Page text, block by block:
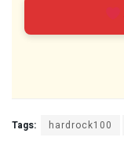
Tags: hardrock100